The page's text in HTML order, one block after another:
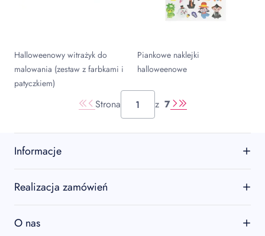
Halloweenowy witrażyk do
malowania (zestaw z farbkami i
patyczkiem)
Piankowe naklejki
halloweenowe
Strona z 7
Informacje
O firmie
Kontakt
Realizacja zamówień
Regulamin
Zwroty i reklamacje
O nas